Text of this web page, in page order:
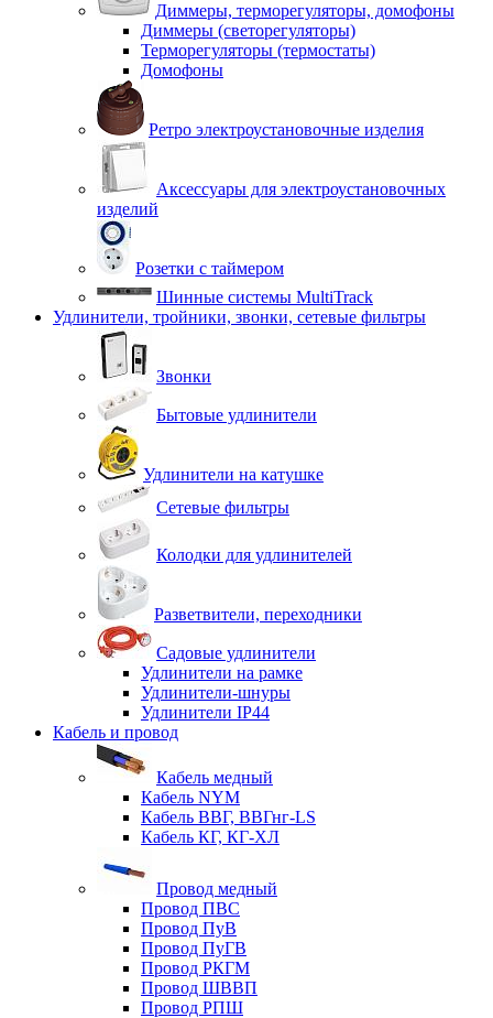
Диммеры, терморегуляторы, домофоны
Диммеры (светорегуляторы)
Терморегуляторы (термостаты)
Домофоны
Ретро электроустановочные изделия
Аксессуары для электроустановочных
изделий
Розетки с таймером
Шинные системы MultiTrack
Удлинители, тройники, звонки, сетевые фильтры
Звонки
Бытовые удлинители
Удлинители на катушке
Сетевые фильтры
Колодки для удлинителей
Разветвители, переходники
Садовые удлинители
Удлинители на рамке
Удлинители-шнуры
Удлинители IP44
Кабель и провод
Кабель медный
Кабель NYM
Кабель ВВГ, ВВГнг-LS
Кабель КГ, КГ-ХЛ
Провод медный
Провод ПВС
Провод ПуВ
Провод ПуГВ
Провод РКГМ
Провод ШВВП
Провод РПШ